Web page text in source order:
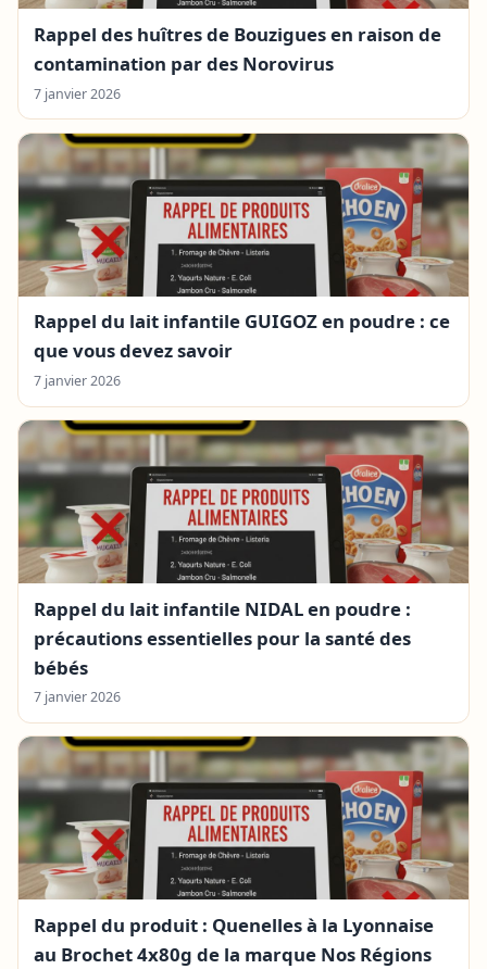
Rappel des huîtres de Bouzigues en raison de
contamination par des Norovirus
7 janvier 2026
Rappel du lait infantile GUIGOZ en poudre : ce
que vous devez savoir
7 janvier 2026
Rappel du lait infantile NIDAL en poudre :
précautions essentielles pour la santé des
bébés
7 janvier 2026
Rappel du produit : Quenelles à la Lyonnaise
au Brochet 4x80g de la marque Nos Régions